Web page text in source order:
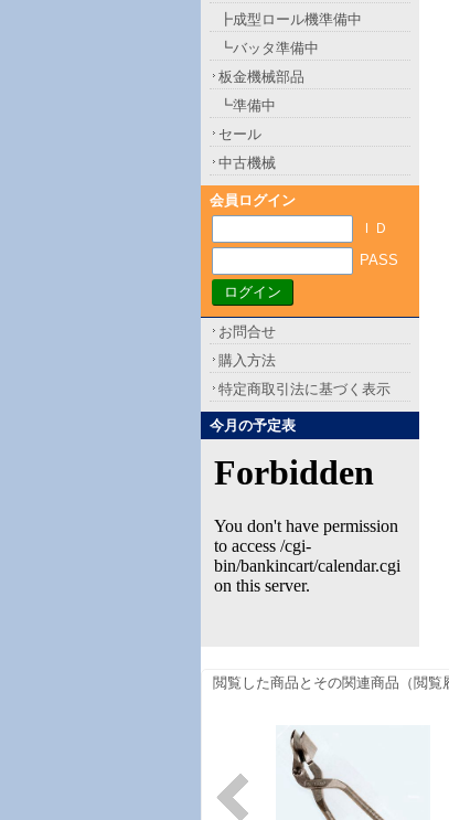
┣成型ロール機準備中
┗バッタ準備中
板金機械部品
┗準備中
セール
中古機械
会員ログイン
ＩＤ
PASS
お問合せ
購入方法
特定商取引法に基づく表示
今月の予定表